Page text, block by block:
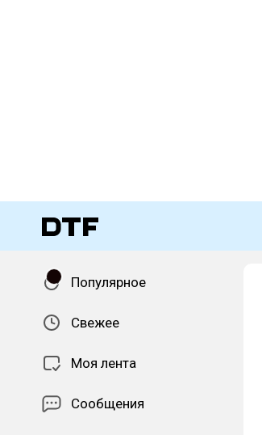
Популярное
Свежее
Моя лента
Сообщения